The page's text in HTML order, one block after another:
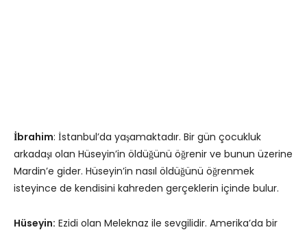
İbrahim: İstanbul’da yaşamaktadır. Bir gün çocukluk
arkadaşı olan Hüseyin’in öldüğünü öğrenir ve bunun üzerine
Mardin’e gider. Hüseyin’in nasıl öldüğünü öğrenmek
isteyince de kendisini kahreden gerçeklerin içinde bulur.
Hüseyin: Ezidi olan Meleknaz ile sevgilidir. Amerika’da bir